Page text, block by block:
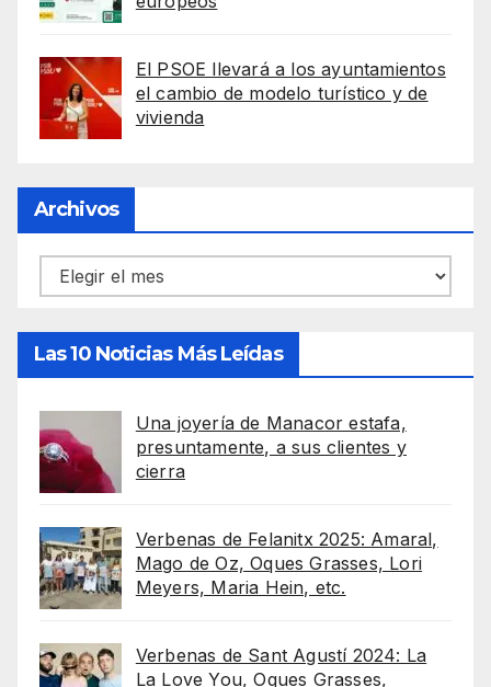
El PSOE llevará a los ayuntamientos
el cambio de modelo turístico y de
vivienda
Archivos
Archivos
Las 10 Noticias Más Leídas
Una joyería de Manacor estafa,
presuntamente, a sus clientes y
cierra
Verbenas de Felanitx 2025: Amaral,
Mago de Oz, Oques Grasses, Lori
Meyers, Maria Hein, etc.
Verbenas de Sant Agustí 2024: La
La Love You, Oques Grasses,